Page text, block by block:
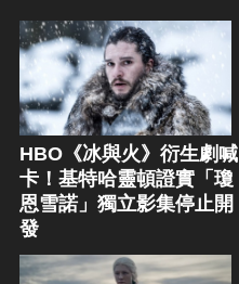
HBO《冰與火》衍生劇喊
卡！基特哈靈頓證實「瓊
恩雪諾」獨立影集停止開
發